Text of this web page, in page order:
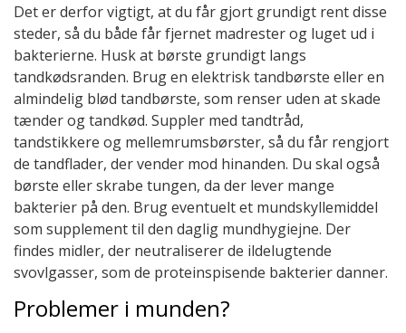
Det er derfor vigtigt, at du får gjort grundigt rent disse
steder, så du både får fjernet madrester og luget ud i
bakterierne. Husk at børste grundigt langs
tandkødsranden. Brug en elektrisk tandbørste eller en
almindelig blød tandbørste, som renser uden at skade
tænder og tandkød. Suppler med tandtråd,
tandstikkere og mellemrumsbørster, så du får rengjort
de tandflader, der vender mod hinanden. Du skal også
børste eller skrabe tungen, da der lever mange
bakterier på den. Brug eventuelt et mundskyllemiddel
som supplement til den daglig mundhygiejne. Der
findes midler, der neutraliserer de ildelugtende
svovlgasser, som de proteinspisende bakterier danner.
Problemer i munden?